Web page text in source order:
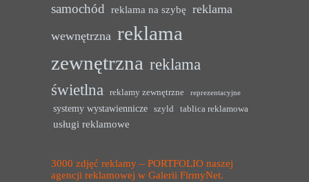
samochód reklama na szybę reklama
wewnętrzna reklama
zewnętrzna reklama
świetlna
reklamy zewnętrzne reprezentacyjne
systemy wystawiennicze szyld tablica reklamowa
usługi reklamowe
3000 zdjęć reklamy – PORTFOLIO naszej
agencji reklamowej w Galerii FirmyNet.